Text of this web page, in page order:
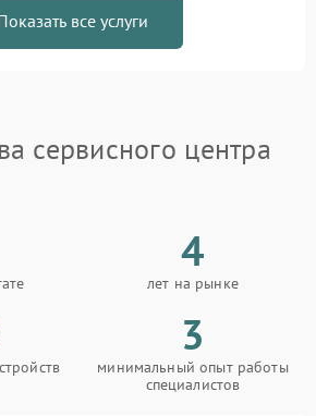
все услуги
сервисного центра
4
лет на рынке
3
минимальный опыт работы
специалистов